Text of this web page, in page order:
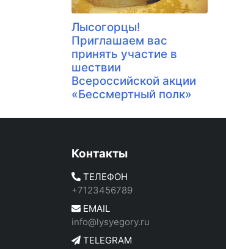
Лысогорцы!
Приглашаем вас
принять участие в
шествии
Всероссийской акции
«Бессмертный полк»
Контакты
ТЕЛЕФОН
+7123456789
EMAIL
info@lysyegory.ru
TELEGRAM